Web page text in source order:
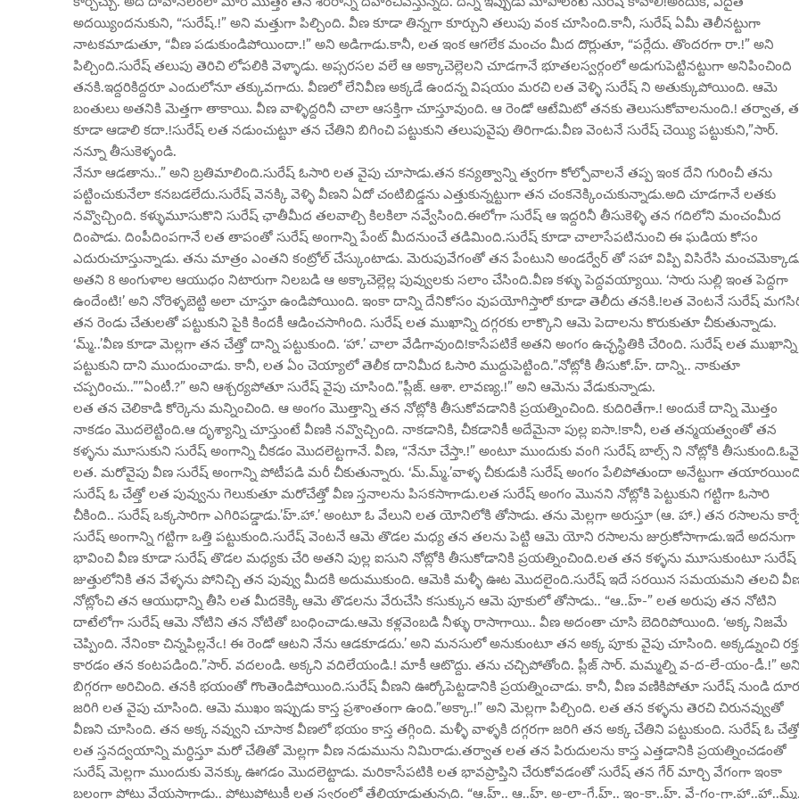
అదయ్యిందనుకుని, “సురేష్.!” అని మత్తుగా పిల్చింది. వీణ కూడా తిన్నగా కూర్చుని తలుపు వంక చూసింది.కానీ, సురేష్ ఏమీ తెలీనట్టుగా
నాటకమాడుతూ, “వీణ పడుకుండిపోయిందా.!” అని అడిగాడు.కానీ, లత ఇంక ఆగలేక మంచం మీద దొర్లుతూ, “పర్లేదు. తొందరగా రా.!” అని
పిల్చింది.సురేష్ తలుపు తెరిచి లోపలికి వెళ్ళాడు. అప్సరసల వలే ఆ అక్కాచెల్లెలని చూడగానే భూతలస్వర్గంలో అడుగుపెట్టినట్టుగా అనిపించింది
తనకి.ఇద్దరికిద్దరూ ఎందులోనూ తక్కువగాదు. వీణలో లేనివీణ అక్కడే ఉందన్న విషయం మరచి లత వెళ్ళి సురేష్ ని అతుక్కుపోయింది. ఆమె
బంతులు అతనికి మెత్తగా తాకాయి. వీణ వాళ్ళిద్దరినీ చాలా ఆసక్తిగా చూస్తూవుంది. ఆ రెండో ఆటేమిటో తనకు తెలుసుకోవాలనుంది.! తర్వాత,
కూడా ఆడాలి కదా.!సురేష్ లత నడుంచుట్టూ తన చేతిని బిగించి పట్టుకుని తలుపువైపు తిరిగాడు.వీణ వెంటనే సురేష్ చెయ్యి పట్టుకుని,”సార్.
నన్నూ తీసుకెళ్ళండి.
నేనూ ఆడతాను..” అని బ్రతిమాలింది.సురేష్ ఓసారి లత వైపు చూసాడు.తన కన్యత్వాన్ని త్వరగా కోల్పోవాలనే తప్ప ఇంక దేని గురించీ తను
పట్టించుకునేలా కనబడలేదు.సురేష్ వెనక్కి వెళ్ళి వీణని ఏదో చంటిబిడ్డను ఎత్తుకున్నట్టుగా తన చంకనెక్కించుకున్నాడు.అది చూడగానే లతకు
నవ్వొచ్చింది. కళ్ళుమూసుకొని సురేష్ ఛాతీమీద తలవాల్చి కిలకిలా నవ్వేసింది.ఈలోగా సురేష్ ఆ ఇద్దరినీ తీసుకెళ్ళి తన గదిలోని మంచంమీద
దింపాడు. దింపీదింపగానే లత తాపంతో సురేష్ అంగాన్ని పేంట్ మీదనుంచే తడిమింది.సురేష్ కూడా చాలాసేపటినుంచి ఈ ఘడియ కోసం
ఎదురుచూస్తున్నాడు. తను మాత్రం ఎంతని కంట్రోల్ చేస్కుంటాడు. మెరుపువేగంతో తన పేంటుని అండర్వేర్ తో సహా విప్పి విసిరేసి
అతని 8 అంగుళాల ఆయుధం నిటారుగా నిలబడి ఆ అక్కాచెల్లెల్ల పువ్వులకు సలాం చేసింది.వీణ కళ్ళు పెద్దవయ్యాయి. ‘సారు సుల్లి ఇంత పెద్దగా
ఉందేంటి!’ అని నోరెళ్ళబెట్టి అలా చూస్తూ ఉండిపోయింది. ఇంకా దాన్ని దేనికోసం వుపయోగిస్తారో కూడా తెలీదు తనకి.!లత వెంటనే సురేష్
తన రెండు చేతులతో పట్టుకుని పైకి కిందకీ ఆడించసాగింది. సురేష్ లత ముఖాన్ని దగ్గరకు లాక్కొని ఆమె పెదాలను కొరుకుతూ చీకుతున్నాడు.
‘మ్మ్..’వీణ కూడా మెల్లగా తన చేత్తో దాన్ని పట్టుకుంది. ‘హా.’ చాలా వేడిగావుంది!కాసేపటికే అతని అంగం ఉచ్ఛస్థితికి చేరింది. సురేష్ లత ముఖాన్ని
పట్టుకుని దాని ముందుంచాడు. కానీ, లత ఏం చెయ్యాలో తెలీక దానిమీద ఓసారి ముద్దుపెట్టింది.”నోట్లోకి తీసుకో.హ్. దాన్ని.. నాకుతూ
చప్పరించు..””ఏంటీ.?” అని ఆశ్చర్యపోతూ సురేష్ వైపు చూసింది.”ప్లీజ్. ఆశా. లావణ్య.!” అని ఆమెను వేడుకున్నాడు.
లత తన చెలికాడి కోర్కెను మన్నించింది. ఆ అంగం మొత్తాన్ని తన నోట్లోకి తీసుకోవడానికి ప్రయత్నించింది. కుదిరితేగా.! అందుకే దాన్ని మొత్తం
నాకడం మొదలెట్టింది.ఆ దృశ్యాన్ని చూస్తుంటే వీణకి నవ్వొచ్చింది. నాకడానికి, చీకడానికీ అదేమైనా పుల్ల ఐసా.!కానీ, లత తన్మయత్వంతో తన
కళ్ళను మూసుకుని సురేష్ అంగాన్ని చీకడం మొదలెట్టగానే. వీణ, “నేనూ చేస్తా.!” అంటూ ముందుకు వంగి సురేష్ బాల్స్ ని నోట్లోకి
లత. మరోవైపు వీణ సురేష్ అంగాన్ని పోటీపడి మరీ చీకుతున్నారు. ‘మ్.మ్మ్.’వాళ్ళ చీకుడుకి సురేష్ అంగం పేలిపోతుందా అనేట్టుగా
సురేష్ ఓ చేత్తో లత పువ్వును గెలుకుతూ మరోచేత్తో వీణ స్తనాలను పిసకసాగాడు.లత సురేష్ అంగం మొనని నోట్లోకి పెట్టుకుని గట్టిగా ఓసారి
చీకింది.. సురేష్ ఒక్కసారిగా ఎగిరిపడ్డాడు.’హ్.హా.’ అంటూ ఓ వేలుని లత యోనిలోకి తోసాడు. తను మెల్లగా అరుస్తూ (ఆ. హా.) తన రసాలను
సురేష్ అంగాన్ని గట్టిగా ఒత్తి పట్టుకుంది.సురేష్ వెంటనే ఆమె తొడల మధ్య తన తలను పెట్టి ఆమె యోని రసాలను జుర్రుకోసాగాడు.ఇదే అదనుగా
భావించి వీణ కూడా సురేష్ తొడల మధ్యకు చేరి అతని పుల్ల ఐసుని నోట్లోకి తీసుకోడానికి ప్రయత్నించింది.లత తన కళ్ళను మూసుకుంటూ సురేష్
జుత్తులోనికి తన వేళ్ళను పోనిచ్చి తన పువ్వు మీదకి అదుముకుంది. ఆమెకి మళ్ళీ ఊట మొదలైంది.సురేష్ ఇదే సరయిన సమయమని తలచి
నోట్లోంచి తన ఆయుధాన్ని తీసి లత మీదకెక్కి ఆమె తొడలను వేరుచేసి కసుక్కున ఆమె పూకులో తోసాడు.. “ఆ..హ్-” లత అరుపు తన నోటిని
దాటేలోగా సురేష్ ఆమె నోటిని తన నోటితో బంధించాడు.ఆమె కళ్లవెంబడి నీళ్ళు రాసాగాయి.. వీణ అదంతా చూసి బెదిరిపోయింది. ‘అక్క నిజమే
చెప్పింది. నేనింకా చిన్నపిల్లనేఁ.! ఈ రెండో ఆటని నేను ఆడకూడదు.’ అని మనసులో అనుకుంటూ తన అక్క పూకు వైపు చూసింది. అక్కడ్నుంచి
కారడం తన కంటపడింది.”సార్. వదలండి. అక్కని వదిలేయండి.! మాకీ ఆటొద్దు. తను చచ్చిపోతోంది. ప్లీజ్ సార్. మమ్మల్ని వ-ద-లే-యం-డీ.!” అని
బిగ్గరగా అరిచింది. తనకి భయంతో గొంతెండిపోయింది.సురేష్ వీణని ఊర్కోపెట్టడానికి ప్రయత్నించాడు. కానీ, వీణ వణికిపోతూ సురేష్ నుండి
జరిగి లత వైపు చూసింది. ఆమె ముఖం ఇప్పుడు కాస్త ప్రశాంతంగా ఉంది.”అక్కా.!” అని మెల్లగా పిల్చింది. లత తన కళ్ళను తెరచి చిరునవ్వుతో
వీణని చూసింది. తన అక్క నవ్వుని చూసాక వీణలో భయం కాస్త తగ్గింది. మళ్ళీ వాళ్ళకి దగ్గరగా జరిగి తన అక్క చేతిని పట్టుకుంది. సురేష్ ఓ
లత స్తనద్వయాన్ని మర్ధిస్తూ మరో చేతితో మెల్లగా వీణ నడుమును నిమిరాడు.తర్వాత లత తన పిరుదులను కాస్త ఎత్తడానికి ప్రయత్నించడంతో
సురేష్ మెల్లగా ముందుకు వెనక్కు ఊగడం మొదలెట్టాడు. మరికాసేపటికి లత భావప్రాప్తిని చేరుకోవడంతో సురేష్ తన గేర్ మార్చి వేగంగా ఇంకా
బలంగా పోటు వేయసాగాడు.. పోటుపోటుకీ లత స్వర్గంలో తేలియాడుతున్నది. “ఆ.హ్.. ఆ..హ్. అ-లా-గే.హ్.. ఇం-కా..హ్. వే-గం-